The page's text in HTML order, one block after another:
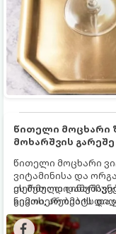
წითელი მოცხარი
მოხარშვის გარეშე
წითელი მოცხარი
ვიტამინისა და
თერმული
ნივთიერებების
კენკრის
„ცოცხალი ჯემის“
ეს მეთოდი
გემოს, არომატს და